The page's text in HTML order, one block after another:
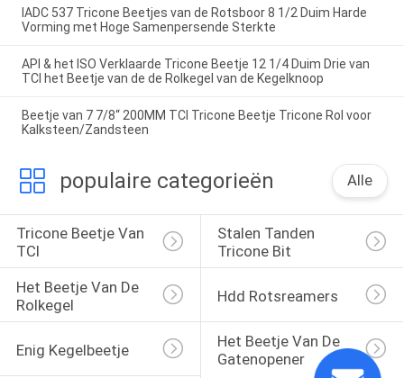
IADC 537 Tricone Beetjes van de Rotsboor 8 1/2 Duim Harde
Vorming met Hoge Samenpersende Sterkte
API & het ISO Verklaarde Tricone Beetje 12 1/4 Duim Drie van
TCI het Beetje van de de Rolkegel van de Kegelknoop
Beetje van 7 7/8“ 200MM TCI Tricone Beetje Tricone Rol voor
Kalksteen/Zandsteen
populaire categorieën Alle
Tricone Beetje Van
TCI
Stalen Tanden
Tricone Bit
Het Beetje Van De
Rolkegel
Hdd Rotsreamers
Enig Kegelbeetje
Het Beetje Van De
Gatenopener